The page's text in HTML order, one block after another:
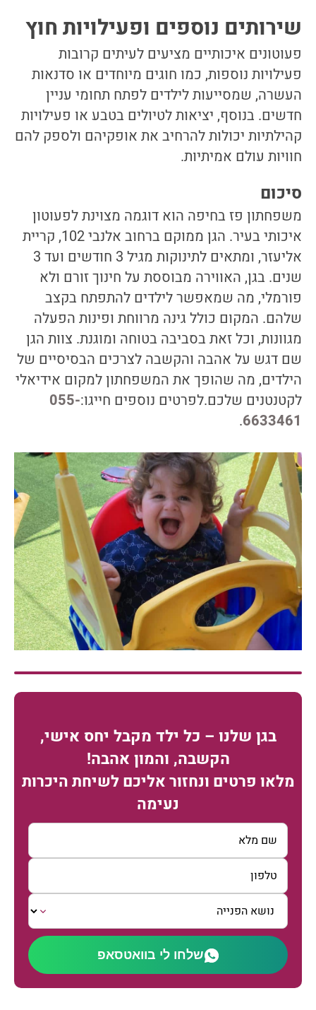
שירותים נוספים ופעילויות חוץ
פעוטונים איכותיים מציעים לעיתים קרובות
פעילויות נוספות, כמו חוגים מיוחדים או סדנאות
העשרה, שמסייעות לילדים לפתח תחומי עניין
חדשים. בנוסף, יציאות לטיולים בטבע או פעילויות
קהילתיות יכולות להרחיב את אופקיהם ולספק להם
חוויות עולם אמיתיות.
סיכום
משפחתון פז בחיפה הוא דוגמה מצוינת לפעוטון
איכותי בעיר. הגן ממוקם ברחוב אלנבי 102, קריית
אליעזר, ומתאים לתינוקות מגיל 3 חודשים ועד 3
שנים. בגן, האווירה מבוססת על חינוך זורם ולא
פורמלי, מה שמאפשר לילדים להתפתח בקצב
שלהם. המקום כולל גינה מרווחת ופינות הפעלה
מגוונות, וכל זאת בסביבה בטוחה ומוגנת. צוות הגן
שם דגש על אהבה והקשבה לצרכים הבסיסיים של
הילדים, מה שהופך את המשפחתון למקום אידיאלי
לקטנטנים שלכם.לפרטים נוספים חייגו:055-
6633461
.
בגן שלנו – כל ילד מקבל יחס אישי,
הקשבה, והמון אהבה!
מלאו פרטים ונחזור אליכם לשיחת היכרות
נעימה
שלחו לי בוואטסאפ